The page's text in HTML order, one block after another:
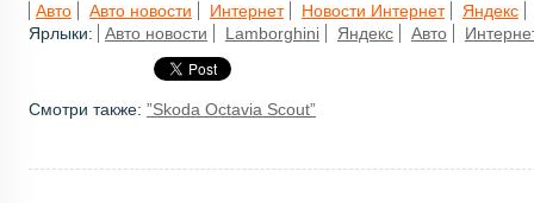
Авто Авто новости Интернет Новости Интернет
Яндекс
Ярлыки:
Авто новости Lamborghini Яндекс Авто
Смотри также: ”Skoda Octavia Scout”